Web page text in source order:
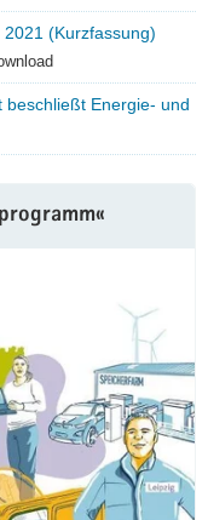
(Kurzfassung)
beschließt Energie- und